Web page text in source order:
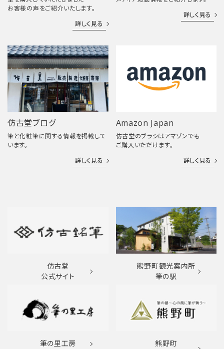
お客様の声をご紹介いたします。
詳しく見る
詳しく見る
仿古堂ブログ
筆と化粧筆に関する情報を掲載して
います。
詳しく見る
Amazon Japan
仿古堂のブラシはアマゾンでも
ご購入いただけます。
詳しく見る
仿古堂
公式サイト
熊野町観光案内所
筆の駅
筆の里工房
熊野町